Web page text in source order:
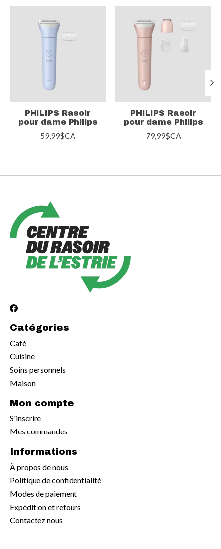
PHILIPS Rasoir
pour dame Philips
59,99$CA
PHILIPS Rasoir
pour dame Philips
79,99$CA
Catégories
Café
Cuisine
Soins personnels
Maison
Mon compte
S'inscrire
Mes commandes
Informations
À propos de nous
Politique de confidentialité
Modes de paiement
Expédition et retours
Contactez nous